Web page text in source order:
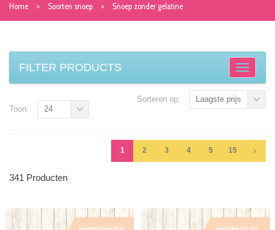
Home Soorten snoep Snoep zonder gelatine
FILTER PRODUCTS
Sorteren op: Laagste prijs
1 2 3 4 5 15
Toon: 24
341 Producten